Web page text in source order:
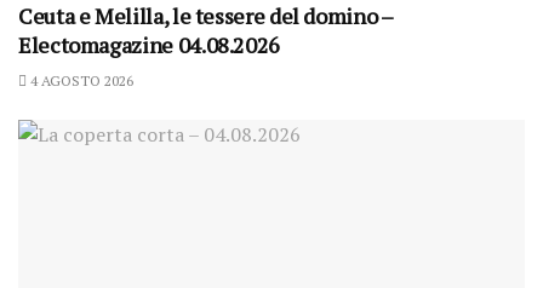
Ceuta e Melilla, le tessere del domino –
Electomagazine 04.08.2026
4 AGOSTO 2026